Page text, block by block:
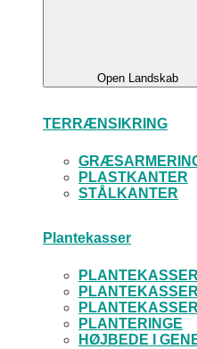
Open Landskab
TERRÆNSIKRING
PLASTKANTER
STÅLKANTER
Plantekasser
PLANTERINGE
HØJBEDE I